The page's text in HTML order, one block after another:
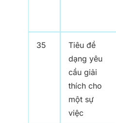
35
Tiêu đề
dạng yêu
cầu giải
thích cho
một sự
việc